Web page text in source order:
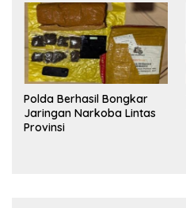
Polda Berhasil Bongkar
Jaringan Narkoba Lintas
Provinsi